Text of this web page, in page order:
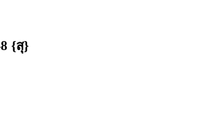
{สุ}